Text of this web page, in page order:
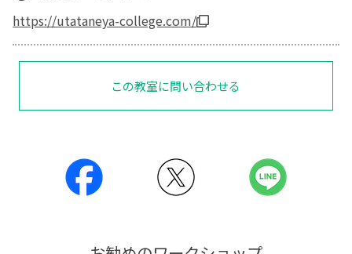
https://utataneya-college.com/
この教室に問い合わせる